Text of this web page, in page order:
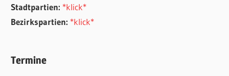
Stadtpartien: *klick*
Bezirkspartien: *klick*
Termine